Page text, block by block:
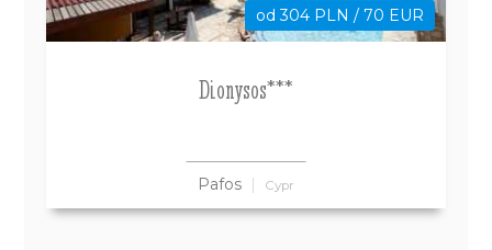
od 304 PLN / 70 EUR
Dionysos***
Pafos Cypr